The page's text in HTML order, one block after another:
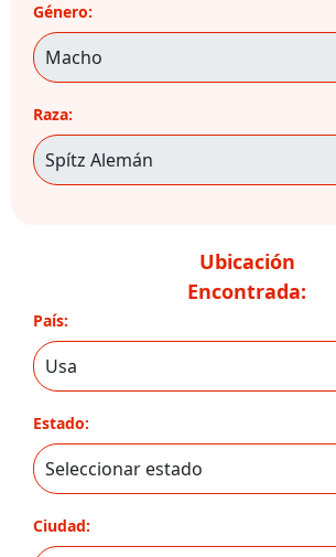
Género:
Raza:
Ubicación
Encontrada:
País:
Estado:
Ciudad: